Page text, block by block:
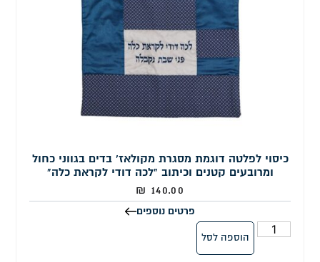
כיסוי לפלטה דוגמת מסגרת מקולאז' בדים בגווני כחול
ומרובעים קטנים וכיתוב "לכה דודי לקראת כלה"
140.00
₪
פרטים נוספים
הוספה לסל